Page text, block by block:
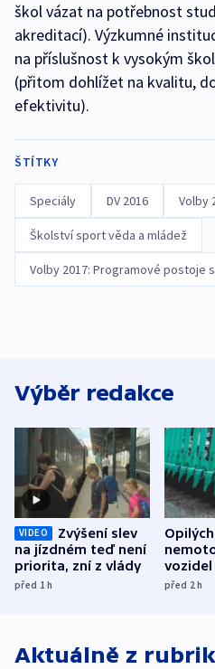
škol vázat na potřebnost
akreditací). Výzkumné
na příslušnost k vysokým
(přitom dohlížet na kvalitu,
efektivitu).
ŠTÍTKY
Speciály DV 2016 Volby
Školství sport věda a mládež
Volby 2017: Programové postoje
Výběr redakce
VIDEO
Zvýšení slev
na jízdném teď není
priorita, zní z vlády
před 1h
vozidel
přibylo,
před 2h
Aktuálně z